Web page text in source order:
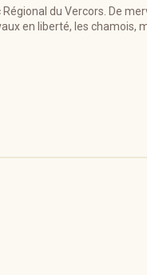
du Vercors. De
en liberté, les chamois,